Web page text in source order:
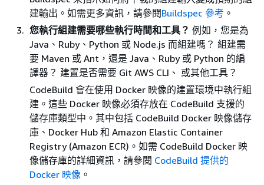
建輸出。如需更多資訊，請參閱Buildspec 參考 。
您執行組建需要哪些執行時間和工具？ 例如，您是為
Java、Ruby、Python 或 Node.js 而組建嗎？ 組建需
要 Maven 或 Ant，還是 Java、Ruby 或 Python 的編
譯器？ 建置是否需要 Git AWS CLI、 或其他工具？
CodeBuild 會在使用 Docker 映像的建置環境中執行組
建。這些 Docker 映像必須存放在 CodeBuild 支援的
儲存庫類型中。其中包括 CodeBuild Docker 映像儲存
庫、Docker Hub 和 Amazon Elastic Container
Registry (Amazon ECR)。如需 CodeBuild Docker 映
像儲存庫的詳細資訊，請參閱 CodeBuild 提供的
Docker 映像 。